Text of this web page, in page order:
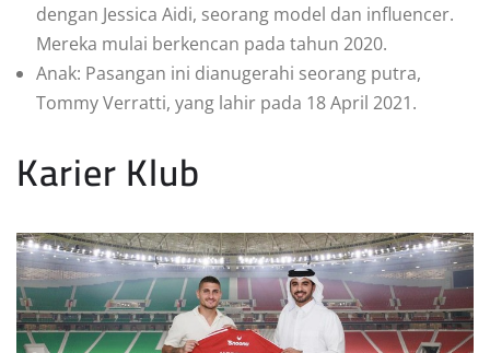
dengan Jessica Aidi, seorang model dan influencer.
Mereka mulai berkencan pada tahun 2020.
Anak: Pasangan ini dianugerahi seorang putra,
Tommy Verratti, yang lahir pada 18 April 2021.
Karier Klub